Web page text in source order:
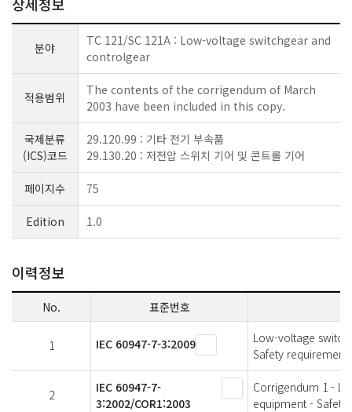
분야
TC 121/SC 121A : Low-voltage switchgear and
controlgear
적용범위
The contents of the corrigendum of March
2003 have been included in this copy.
국제분류
(ICS)코드
29.120.99 : 기타 전기 부속품
29.130.20 : 저전압 스위치 기어 및 콘트롤 기어
페이지수 75
Edition 1.0
이력정보
No. 표준번호
1 IEC 60947-7-3:2009
Low-voltage
Safety
2
IEC 60947-7-
3:2002/COR1:2003
Corrigendum 1 -
equipment -